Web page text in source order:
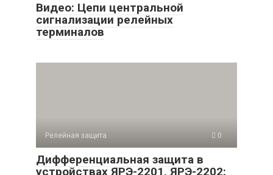
Видео: Цепи центральной
сигнализации релейных
терминалов
Релейная защита 0
Дифференциальная защита в
устройствах ЯРЭ-2201, ЯРЭ-2202: